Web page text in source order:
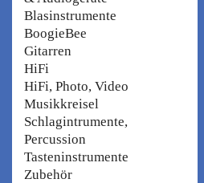
Blasinstrumente
BoogieBee
Gitarren
HiFi
HiFi, Photo, Video
Musikkreisel
Schlagintrumente,
Percussion
Tasteninstrumente
Zubehör